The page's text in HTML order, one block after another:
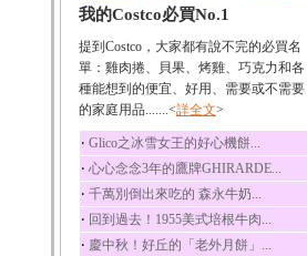
椰子含有糖類、脂肪、
荔枝
荔枝性質溫和所含的營
養素有醣類、檸檬酸...
五味子
五味子性質溫熱所含營
養成分有揮發油、檸...
草魚
草魚含有維生素A、維生
素C、及豐富的蛋白...
我的Costco必買No.1
提到Costco，大家都有說不完的必買名
單：雞肉捲、貝果、烤雞、巧克力和各
種能想到的便宜、好用、需要或不需要
的家庭用品.......<詳全文>
‧ Glico之冰雪女王的好心機餅...
‧ 心心念念3年的鷹牌GHIRARDE...
‧ 千萬別倒出來吃的 森永牛奶...
‧ 回到過去！1955美式培根牛肉...
‧ 慶中秋！好丘的「老外月餅」...